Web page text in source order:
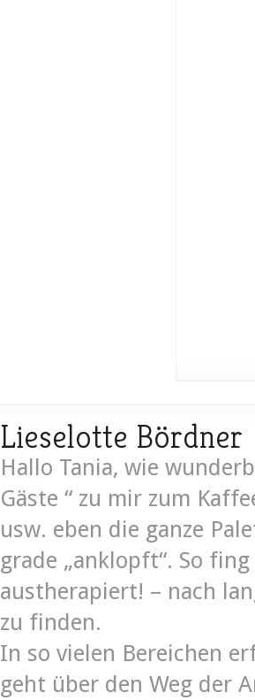
Lieselotte Bördner
Hallo Tania, wie
Gäste “ zu mir zum
usw. eben die ganze
grade „anklopft“. So
austherapiert! – nach
zu finden.
In so vielen Bereichen
geht über den Weg der